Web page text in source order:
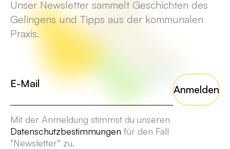
Unser Newsletter sammelt Geschichten des
Gelingens und Tipps aus der kommunalen
Praxis.
Anmelden
Mit der Anmeldung stimmst du unseren
Datenschutzbestimmungen für den Fall
"Newsletter" zu.